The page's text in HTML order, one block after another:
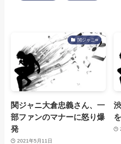
関ジャニ∞
関ジャニ大倉忠義さん、一
部ファンのマナーに怒り爆
発
2021年5月11日